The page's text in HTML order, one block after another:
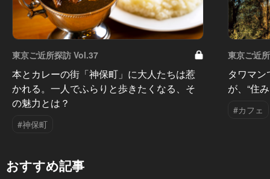
東京ご近所探訪 Vol.37
本とカレーの街「神保町」に大人たちは惹
かれる。一人でふらりと歩きたくなる、そ
の魅力とは？
#神保町
東京ご近
タワマ
が、“住
#カフェ
おすすめ記事